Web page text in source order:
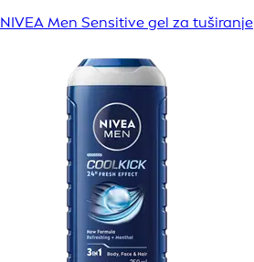
NIVEA Men Sensitive gel za tuširanje